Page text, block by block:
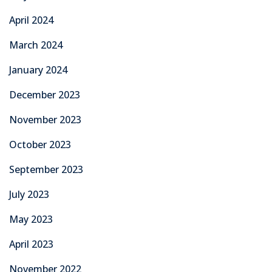
April 2024
March 2024
January 2024
December 2023
November 2023
October 2023
September 2023
July 2023
May 2023
April 2023
November 2022